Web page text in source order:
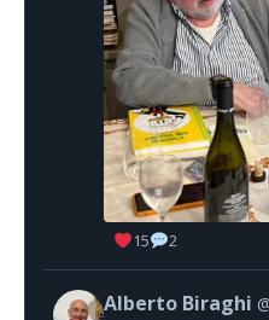
15 2
Alberto Biraghi